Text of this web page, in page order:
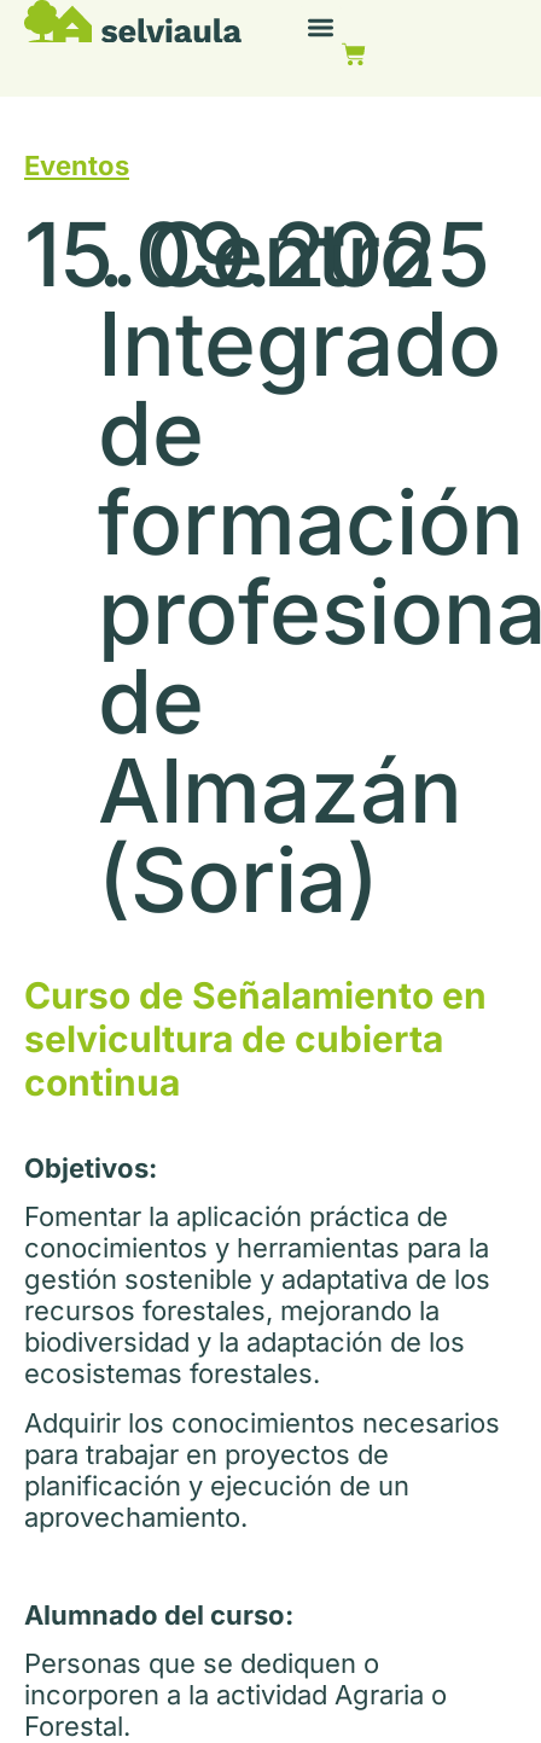
Eventos
15.09.2025
. Centro
Integrado
de
formación
de
Almazán
(Soria)
Curso de Señalamiento en
selvicultura de cubierta
continua
Objetivos:
Fomentar la aplicación práctica de
conocimientos y herramientas para la
gestión sostenible y adaptativa de los
recursos forestales, mejorando la
biodiversidad y la adaptación de los
ecosistemas forestales.
Adquirir los conocimientos necesarios
para trabajar en proyectos de
planificación y ejecución de un
aprovechamiento.
Alumnado del curso:
Personas que se dediquen o
incorporen a la actividad Agraria o
Forestal.